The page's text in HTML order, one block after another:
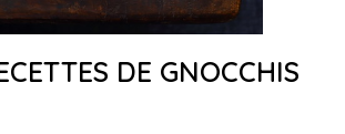
DE GNOCCHIS